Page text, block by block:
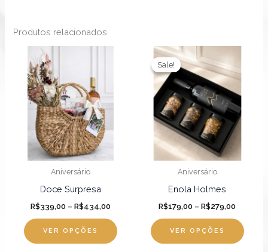
Produtos relacionados
Aniversário
Doce Surpresa
R$339,00 – R$434,00
VER OPÇÕES
variantes.
página
Sale!
Sale!
Aniversário
Enola Holmes
R$179,00 – R$279,00
preço:
através
VER OPÇÕES